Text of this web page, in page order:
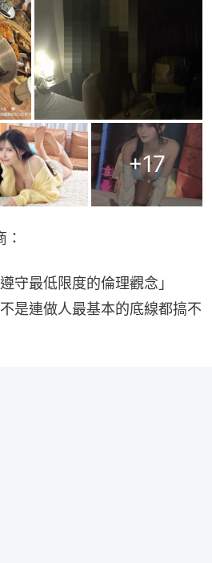
+17
守最低限度的倫理觀念」
是連做人最基本的底線都搞不